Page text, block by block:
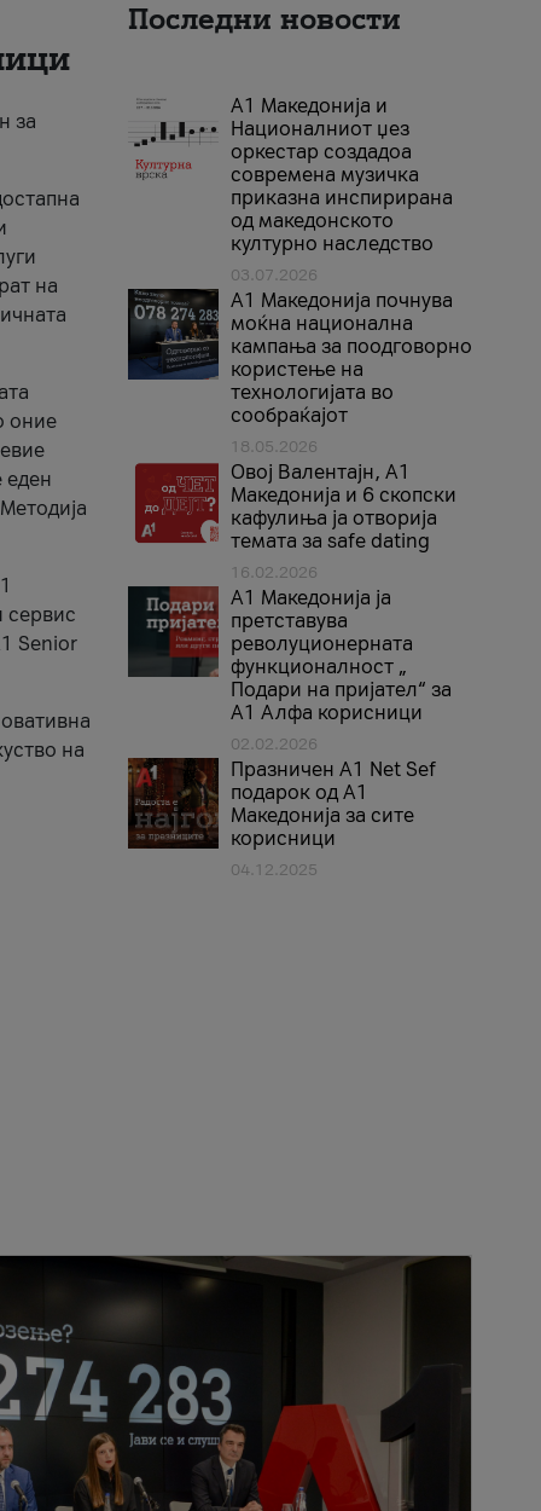
за
на
оние
еден
сервис
Senior
на
Последни новости
А1 Македонија и
Националниот џез
оркестар создадоа
современа музичка
приказна инспирирана
од македонското
културно наследство
03.07.2026
A1 Македонија почнува
моќна национална
кампања за поодговорно
користење на
технологијата во
сообраќајот
18.05.2026
Овој Валентајн, A1
Македонија и 6 скопски
кафулиња ја отворија
темата за safe dating
16.02.2026
А1 Македонија ја
претставува
револуционерната
функционалност „
Подари на пријател“ за
А1 Алфа корисници
02.02.2026
Празничен A1 Net Sеf
подарок од А1
Македонија за сите
корисници
04.12.2025